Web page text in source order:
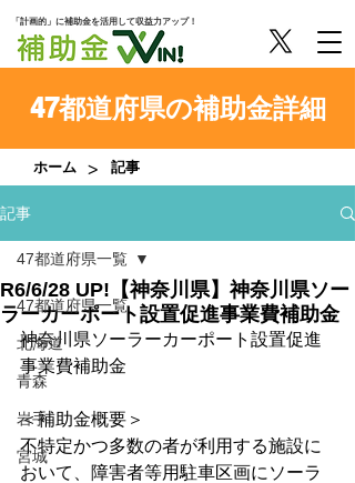
「計画的」に補助金を活用して収益力アップ！
47都道府県の補助金詳細
ホーム > 記事
記事
47都道府県一覧
北海道
青森
岩手
宮城
47都道府県一覧
R6/6/28 UP!【神奈川県】神奈川県ソー
ラーカーポート設置促進事業費補助金
神奈川県ソーラーカーポート設置促進
事業費補助金
＜補助金概要＞
不特定かつ多数の者が利用する施設に
おいて、障害者等用駐車区画にソーラ